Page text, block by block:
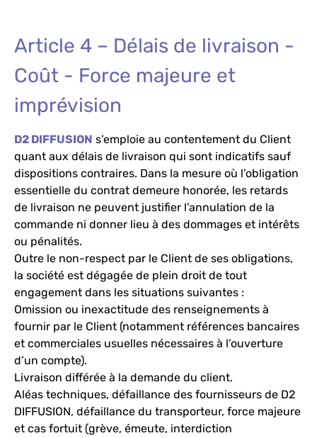
Article 4 – Délais de livraison -
Coût - Force majeure et
imprévision
D2 DIFFUSION s’emploie au contentement du Client
quant aux délais de livraison qui sont indicatifs sauf
dispositions contraires. Dans la mesure où l’obligation
essentielle du contrat demeure honorée, les retards
de livraison ne peuvent justifier l’annulation de la
commande ni donner lieu à des dommages et intérêts
ou pénalités.
Outre le non-respect par le Client de ses obligations,
la société est dégagée de plein droit de tout
engagement dans les situations suivantes :
Omission ou inexactitude des renseignements à
fournir par le Client (notamment références bancaires
et commerciales usuelles nécessaires à l’ouverture
d’un compte).
Livraison différée à la demande du client.
Aléas techniques, défaillance des fournisseurs de D2
DIFFUSION, défaillance du transporteur, force majeure
et cas fortuit (grève, émeute, interdiction